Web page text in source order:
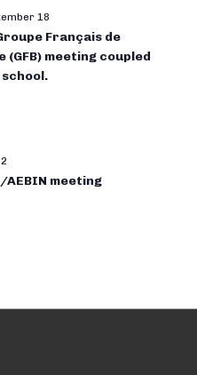
18
Français de
meeting coupled
AEBIN meeting